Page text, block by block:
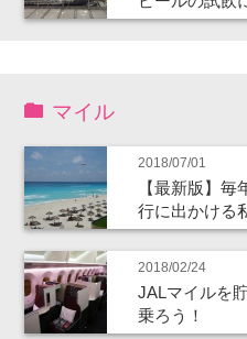
マイル
2018/07/01
【最新版】
行に出かける
2018/02/24
JALマイルを
乗ろう！